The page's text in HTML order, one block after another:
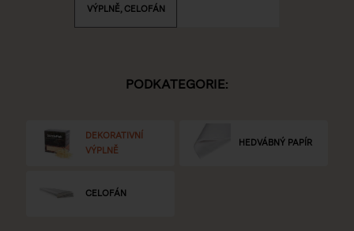
VÝPLNĚ, CELOFÁN
PODKATEGORIE:
DEKORATIVNÍ
VÝPLNĚ
HEDVÁBNÝ PAPÍR
CELOFÁN